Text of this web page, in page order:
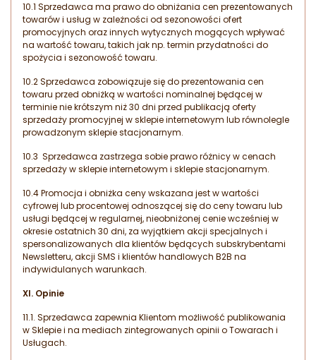
10.1 Sprzedawca ma prawo do obniżania cen prezentowanych
towarów i usług w zależności od sezonowości ofert
promocyjnych oraz innych wytycznych mogących wpływać
na wartość towaru, takich jak np. termin przydatności do
spożycia i sezonowość towaru.
10.2 Sprzedawca zobowiązuje się do prezentowania cen
towaru przed obniżką w wartości nominalnej będącej w
terminie nie krótszym niż 30 dni przed publikacją oferty
sprzedaży promocyjnej w sklepie internetowym lub równolegle
prowadzonym sklepie stacjonarnym.
10.3 Sprzedawca zastrzega sobie prawo różnicy w cenach
sprzedaży w sklepie internetowym i sklepie stacjonarnym.
10.4 Promocja i obniżka ceny wskazana jest w wartości
cyfrowej lub procentowej odnoszącej się do ceny towaru lub
usługi będącej w regularnej, nieobniżonej cenie wcześniej w
okresie ostatnich 30 dni, za wyjątkiem akcji specjalnych i
spersonalizowanych dla klientów będących subskrybentami
Newsletteru, akcji SMS i klientów handlowych B2B na
indywidulanych warunkach.
XI. Opinie
11.1. Sprzedawca zapewnia Klientom możliwość publikowania
w Sklepie i na mediach zintegrowanych opinii o Towarach i
Usługach.